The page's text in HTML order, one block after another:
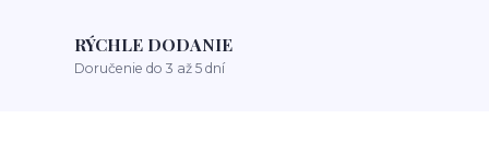
RÝCHLE DODANIE
Doručenie do 3 až 5 dní